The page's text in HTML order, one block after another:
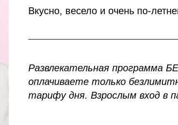
Вкусно, весело и очень по-
Развлекательная программа
оплачиваете только
тарифу дня. Взрослым вход в